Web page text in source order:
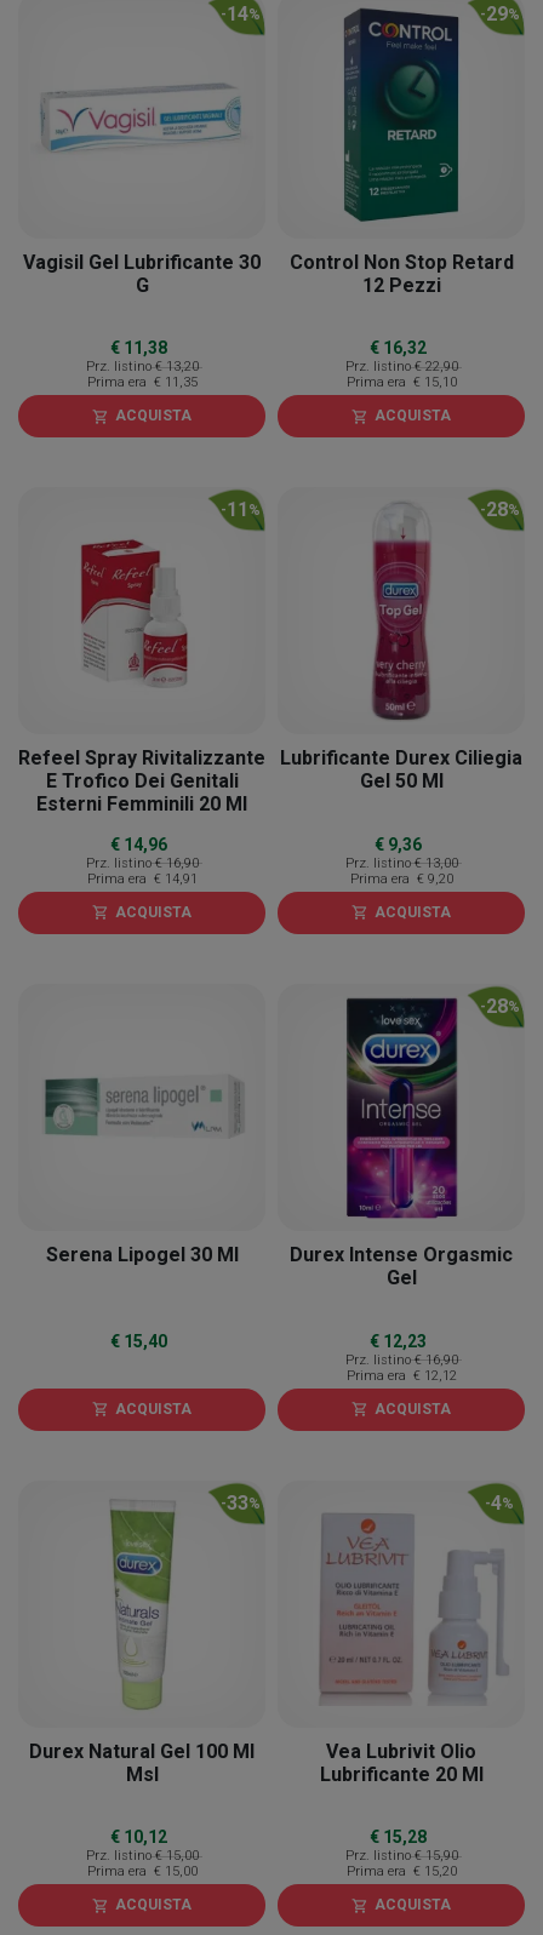
-14%
Vagisil Gel Lubrificante 30
G
€ 11,38
Prz. listino € 13,20
Prima era € 11,35
shopping_cart ACQUISTA
-29%
Control Non Stop Retard
12 Pezzi
€ 16,32
Prz. listino € 22,90
Prima era € 15,10
shopping_cart ACQUISTA
-11 %
Refeel Spray Rivitalizzante
E Trofico Dei Genitali
Esterni Femminili 20 Ml
€ 14,96
Prz. listino € 16,90
Prima era € 14,91
shopping_cart ACQUISTA
-28%
Lubrificante Durex Ciliegia
Gel 50 Ml
€ 9,36
Prz. listino € 13,00
Prima era € 9,20
shopping_cart ACQUISTA
Serena Lipogel 30 Ml
€ 15,40
shopping_cart ACQUISTA
-28%
Durex Intense Orgasmic
Gel
€ 12,23
Prz. listino € 16,90
Prima era € 12,12
shopping_cart ACQUISTA
-33%
Durex Natural Gel 100 Ml
Msl
€ 10,12
Prz. listino € 15,00
Prima era € 15,00
shopping_cart ACQUISTA
-4%
Vea Lubrivit Olio
Lubrificante 20 Ml
€ 15,28
Prz. listino € 15,90
Prima era € 15,20
shopping_cart ACQUISTA